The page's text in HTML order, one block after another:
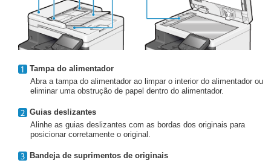
Tampa do alimentador
Abra a tampa do alimentador ao limpar o interior do alimentador ou
eliminar uma obstrução de papel dentro do alimentador.
Guias deslizantes
Alinhe as guias deslizantes com as bordas dos originais para
posicionar corretamente o original.
Bandeja de suprimentos de originais